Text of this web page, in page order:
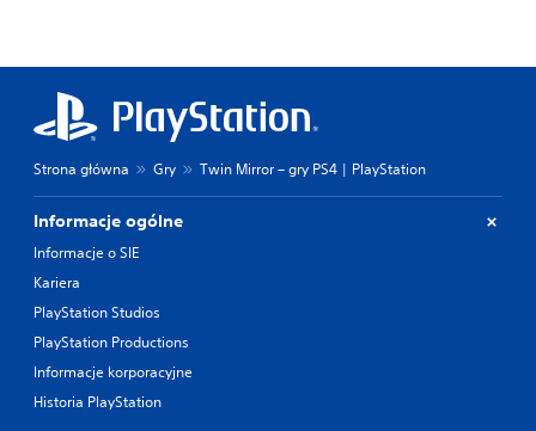
Strona główna Gry Twin Mirror – gry PS4 | PlayStation
Informacje ogólne
Informacje o SIE
Kariera
PlayStation Studios
PlayStation Productions
Informacje korporacyjne
Historia PlayStation